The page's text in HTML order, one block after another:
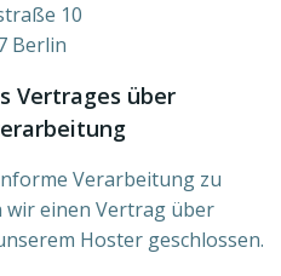
10
Berlin
Vertrages über
Verarbeitung zu
wir einen Vertrag über
Hoster geschlossen.